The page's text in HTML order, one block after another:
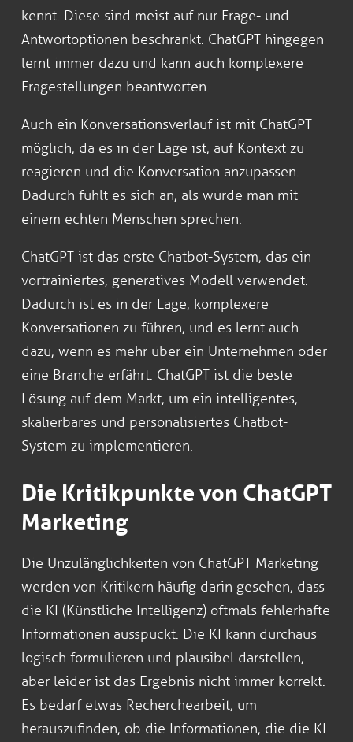
kennt. Diese sind meist auf nur Frage- und
Antwortoptionen beschränkt. ChatGPT hingegen
lernt immer dazu und kann auch komplexere
Fragestellungen beantworten.
Auch ein Konversationsverlauf ist mit ChatGPT
möglich, da es in der Lage ist, auf Kontext zu
reagieren und die Konversation anzupassen.
Dadurch fühlt es sich an, als würde man mit
einem echten Menschen sprechen.
ChatGPT ist das erste Chatbot-System, das ein
vortrainiertes, generatives Modell verwendet.
Dadurch ist es in der Lage, komplexere
Konversationen zu führen, und es lernt auch
dazu, wenn es mehr über ein Unternehmen oder
eine Branche erfährt. ChatGPT ist die beste
Lösung auf dem Markt, um ein intelligentes,
skalierbares und personalisiertes Chatbot-
System zu implementieren.
Die Kritikpunkte von ChatGPT
Marketing
Die Unzulänglichkeiten von ChatGPT Marketing
werden von Kritikern häufig darin gesehen, dass
die KI (Künstliche Intelligenz) oftmals fehlerhafte
Informationen ausspuckt. Die KI kann durchaus
logisch formulieren und plausibel darstellen,
aber leider ist das Ergebnis nicht immer korrekt.
Es bedarf etwas Recherchearbeit, um
herauszufinden, ob die Informationen, die die KI